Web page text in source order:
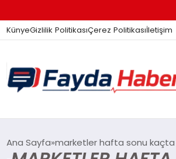
KünyeGizlilik PolitikasıÇerez Politikasıİletişim
GÜNDEM
Ana Sayfa marketler hafta sonu kaçta